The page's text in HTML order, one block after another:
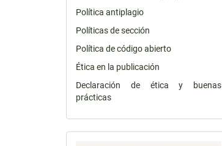
Política antiplagio
Políticas de sección
Política de código abierto
Ética en la publicación
Declaración de ética y buenas
prácticas